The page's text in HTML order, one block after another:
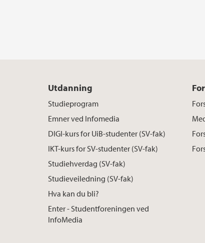
Utdanning
Studieprogram
Emner ved Infomedia
DIGI-kurs for UiB-studenter (SV-fak)
IKT-kurs for SV-studenter (SV-fak)
Studiehverdag (SV-fak)
Studieveiledning (SV-fak)
Hva kan du bli?
Enter - Studentforeningen ved
InfoMedia